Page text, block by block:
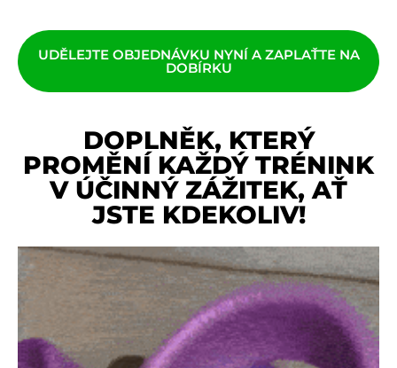
UDĚLEJTE OBJEDNÁVKU NYNÍ A ZAPLAŤTE NA
DOBÍRKU
DOPLNĚK, KTERÝ
PROMĚNÍ KAŽDÝ TRÉNINK
V ÚČINNÝ ZÁŽITEK, AŤ
JSTE KDEKOLIV!